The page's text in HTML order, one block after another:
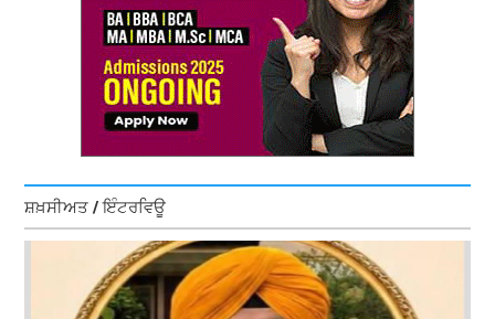
ਸ਼ਖ਼ਸੀਅਤ / ਇੰਟਰਵਿਊ